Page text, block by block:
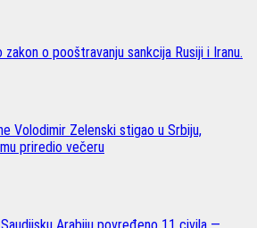
o pooštravanju sankcija Rusiji i Iranu.
Volodimir Zelenski stigao u Srbiju,
priredio večeru